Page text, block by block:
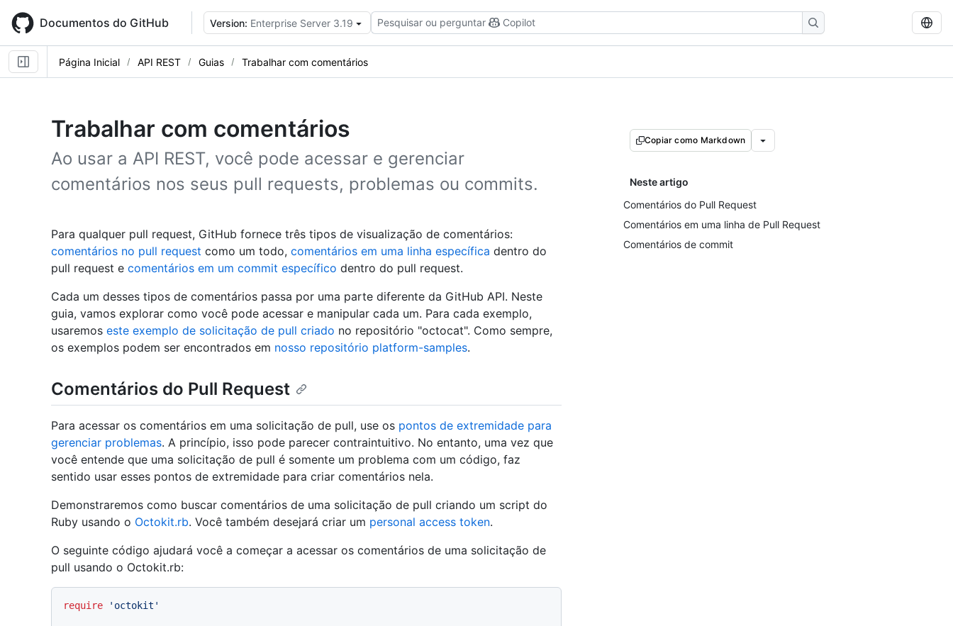
main
content
Documentos do GitHub Version: Enterprise Server 3.19 Pesquisar ou perguntar Copilot
Página Inicial API REST Guias Trabalhar com comentários
Trabalhar com comentários
Ao usar a API REST, você pode acessar e gerenciar
comentários nos seus pull requests, problemas ou commits.
Copiar como Markdown
Neste artigo
Comentários do Pull Request
Comentários em uma linha de Pull Request
Comentários de commit
Para qualquer pull request, GitHub fornece três tipos de visualização de comentários:
comentários no pull request como um todo, comentários em uma linha específica dentro do
pull request e comentários em um commit específico dentro do pull request.
Cada um desses tipos de comentários passa por uma parte diferente da GitHub API. Neste
guia, vamos explorar como você pode acessar e manipular cada um. Para cada exemplo,
usaremos este exemplo de solicitação de pull criado no repositório "octocat". Como sempre,
os exemplos podem ser encontrados em nosso repositório platform-samples.
Comentários do Pull Request
Para acessar os comentários em uma solicitação de pull, use os pontos de extremidade para
gerenciar problemas. A princípio, isso pode parecer contraintuitivo. No entanto, uma vez que
você entende que uma solicitação de pull é somente um problema com um código, faz
sentido usar esses pontos de extremidade para criar comentários nela.
Demonstraremos como buscar comentários de uma solicitação de pull criando um script do
Ruby usando o Octokit.rb. Você também desejará criar um personal access token.
O seguinte código ajudará você a começar a acessar os comentários de uma solicitação de
pull usando o Octokit.rb:
require 'octokit'